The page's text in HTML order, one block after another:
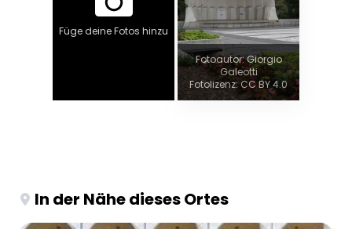
Füge deine Fotos hinzu
Fotoautor: Giorgio
Galeotti
Fotolizenz: CC BY 4.0
In der Nähe dieses Ortes